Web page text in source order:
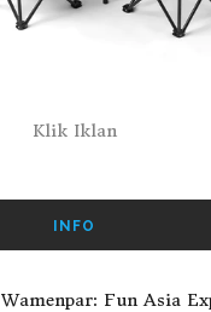
Klik Iklan
INFO
Wamenpar: Fun Asia